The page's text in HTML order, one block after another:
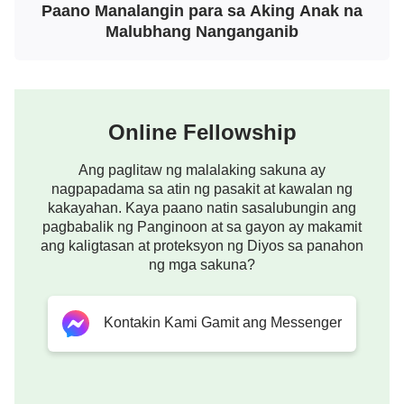
Miserable ako, at hindi ko alam kung pa’no
dadanasin ang sitwasyon ko. Sa kahinaan ko,
maunawaan ang kalooban Niya sa mga
pangyayaring ito.
Hindi nagtagal, nabasa ko ang mga salita ng Diyos,
Kinakailangan angpananampalataya ng mga
tao kapag may isang bagay na hindi nakikita ng
pananampalataya kapag hindi mo mapakawalan
ang iyong sariling mga kuru-kuro. Kapag hindi
malinaw sa iyo ang gawain ng Diyos, ang
Paano Manalangin para sa Aking Anak na
Malubhang Nanganganib
Online Fellowship
Ang paglitaw ng malalaking sakuna ay
nagpapadama sa atin ng pasakit at kawalan ng
kakayahan. Kaya paano natin sasalubungin ang
pagbabalik ng Panginoon at sa gayon ay makamit
ang kaligtasan at proteksyon ng Diyos sa panahon
ng mga sakuna?
Kontakin Kami Gamit ang Messenger